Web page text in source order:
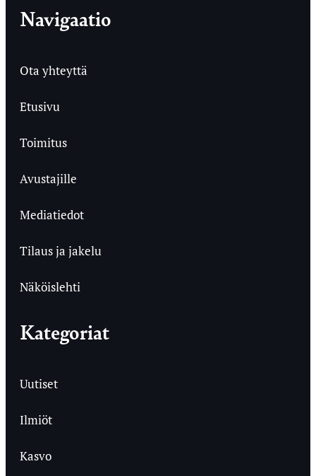
Navigaatio
Ota yhteyttä
Etusivu
Toimitus
Avustajille
Mediatiedot
Tilaus ja jakelu
Näköislehti
Kategoriat
Uutiset
Ilmiöt
Kasvo